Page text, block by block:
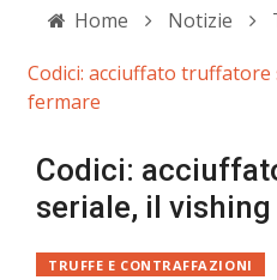
Home Notizie
Codici: acciuffato
fermare
Codici:
seriale, il
TRUFFE E CONTRAFFAZIONI